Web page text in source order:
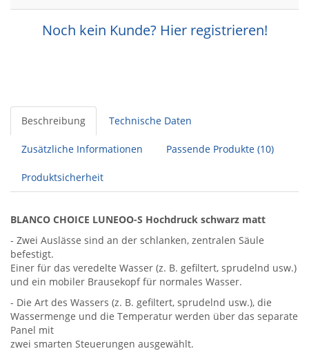
Noch kein Kunde? Hier registrieren!
Beschreibung Technische Daten
Zusätzliche Informationen Passende Produkte (10)
Produktsicherheit
BLANCO CHOICE LUNEOO-S Hochdruck schwarz matt
- Zwei Auslässe sind an der schlanken, zentralen Säule
befestigt.
Einer für das veredelte Wasser (z. B. gefiltert, sprudelnd usw.)
und ein mobiler Brausekopf für normales Wasser.
- Die Art des Wassers (z. B. gefiltert, sprudelnd usw.), die
Wassermenge und die Temperatur werden über das separate
Panel mit
zwei smarten Steuerungen ausgewählt.